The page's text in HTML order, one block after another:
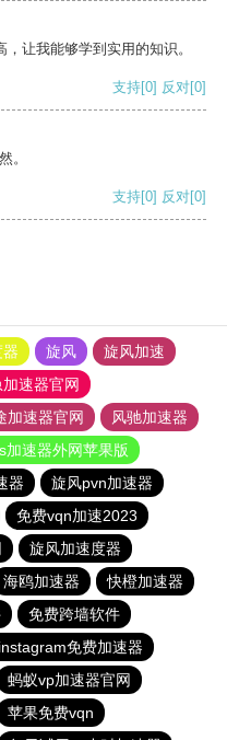
让我能够学到实用的知识。
支持[0] 反对[0]
。
支持[0] 反对[0]
旋风
旋风加速
速器官网
加速器官网
风驰加速器
加速器外网苹果版
器
旋风pvn加速器
免费vqn加速2023
旋风加速度器
海鸥加速器
快橙加速器
免费跨墙软件
instagram免费加速器
蚂蚁vp加速器官网
苹果免费vqn